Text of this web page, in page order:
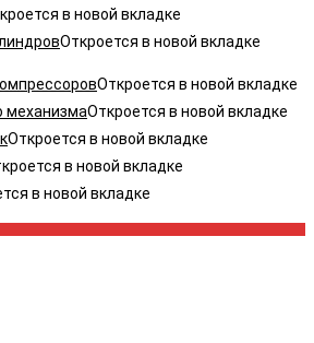
в новой вкладке
Откроется в новой вкладке
Откроется в новой вкладке
механизмаОткроется в новой вкладке
Откроется в новой вкладке
в новой вкладке
в новой вкладке